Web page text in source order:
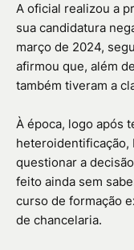
A oficial realizou a
sua candidatura
março de 2024,
afirmou que, além
também tiveram a
À época, logo após
heteroidentificação,
questionar a
feito ainda sem
curso de formação
de chancelaria.